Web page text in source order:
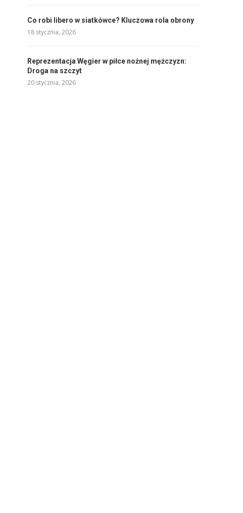
Co robi libero w siatkówce? Kluczowa rola obrony
18 stycznia, 2026
Reprezentacja Węgier w piłce nożnej mężczyzn:
Droga na szczyt
20 stycznia, 2026